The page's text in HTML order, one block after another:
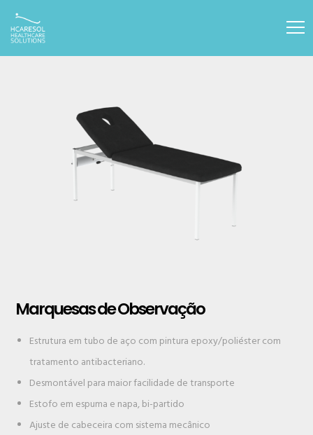
Marquesas de Observação
Estrutura em tubo de aço com pintura epoxy/poliéster com
tratamento antibacteriano.
Desmontável para maior facilidade de transporte
Estofo em espuma e napa, bi-partido
Ajuste de cabeceira com sistema mecânico